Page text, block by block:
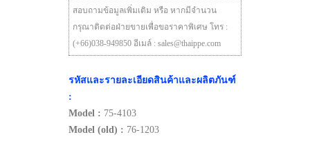
สอบถามข้อมูลเพิ่มเติม หรือ หากมีจำนวน
กรุณาติดต่อฝ่ายขายเพื่อขอราคาพิเศษ โทร :
(+66)038-949850 อีเมล์ : sales@thaippe.com
รหัสและรายละเอียดสินค้าและผลิตภันฑ์
:
Model : 75-4103
Model (old) : 76-1203